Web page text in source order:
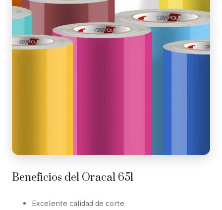
Beneficios del Oracal 651
Excelente calidad de corte.